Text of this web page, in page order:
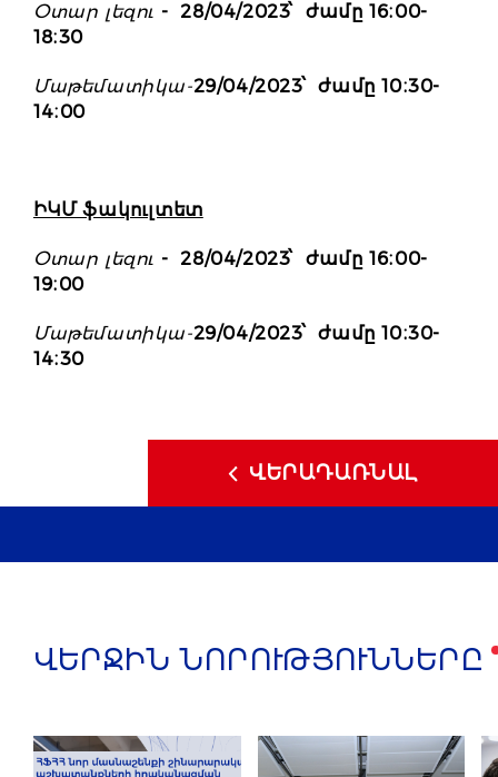
Օտար լեզու - 28/04/2023՝ ժամը 16։00-
18։30
Մաթեմատիկա-29/04/2023՝ ժամը 10։30-
14։00
ԻԿՄ ֆակուլտետ
Օտար լեզու - 28/04/2023՝ ժամը 16։00-
19։00
Մաթեմատիկա-29/04/2023՝ ժամը 10։30-
14։30
ՎԵՐԱԴԱՌՆԱԼ
ՎԵՐՋԻՆ ՆՈՐՈՒԹՅՈՒՆՆԵՐԸ